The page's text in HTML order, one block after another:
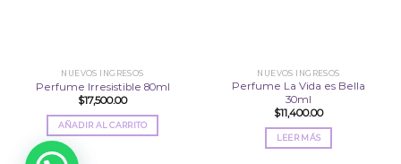
NUEVOS INGRESOS
Perfume Irresistible 80ml
$17,500.00
AÑADIR AL CARRITO
NUEVOS INGRESOS
Perfume La Vida es Bella
30ml
$11,400.00
LEER MÁS